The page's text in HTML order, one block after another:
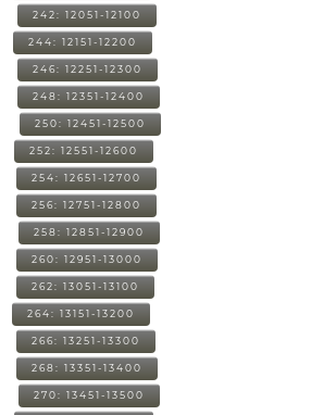
242: 12051-12100
244: 12151-12200
246: 12251-12300
248: 12351-12400
250: 12451-12500
252: 12551-12600
254: 12651-12700
256: 12751-12800
258: 12851-12900
260: 12951-13000
262: 13051-13100
264: 13151-13200
266: 13251-13300
268: 13351-13400
270: 13451-13500